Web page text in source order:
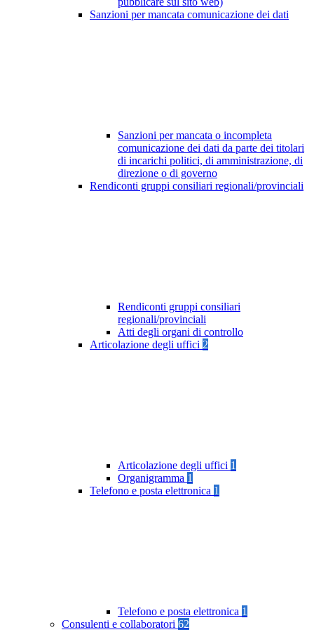
Sanzioni per mancata comunicazione dei dati
Sanzioni per mancata o incompleta
comunicazione dei dati da parte dei titolari
di incarichi politici, di amministrazione, di
direzione o di governo
Rendiconti gruppi consiliari regionali/provinciali
Rendiconti gruppi consiliari
regionali/provinciali
Atti degli organi di controllo
Articolazione degli uffici 2
Articolazione degli uffici 1
Organigramma 1
Telefono e posta elettronica 1
Telefono e posta elettronica 1
Consulenti e collaboratori 62